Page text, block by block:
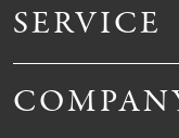
SERVICE